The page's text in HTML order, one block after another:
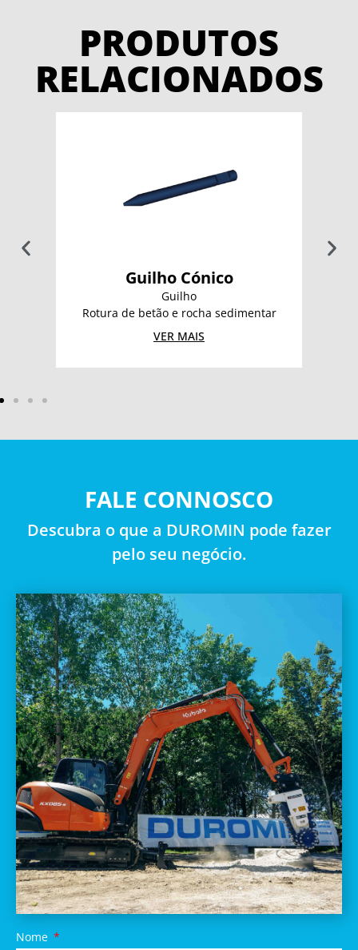
PRODUTOS
RELACIONADOS
Guilho Cónico
Guilho
Rotura de betão e rocha sedimentar
VER MAIS
FALE CONNOSCO
Descubra o que a DUROMIN pode fazer
pelo seu negócio.
Nome